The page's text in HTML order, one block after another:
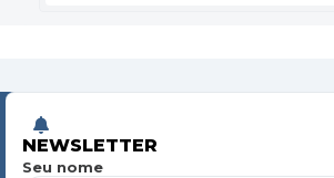
NEWSLETTER
Seu nome